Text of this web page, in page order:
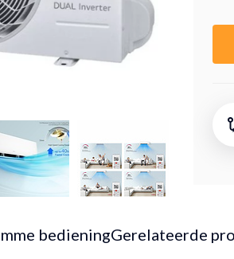
bedieningGerelateerde